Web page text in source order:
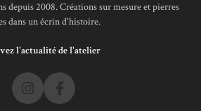
depuis 2008. Créations sur mesure et pierres
dans un écrin d'histoire.
l'actualité de l'atelier